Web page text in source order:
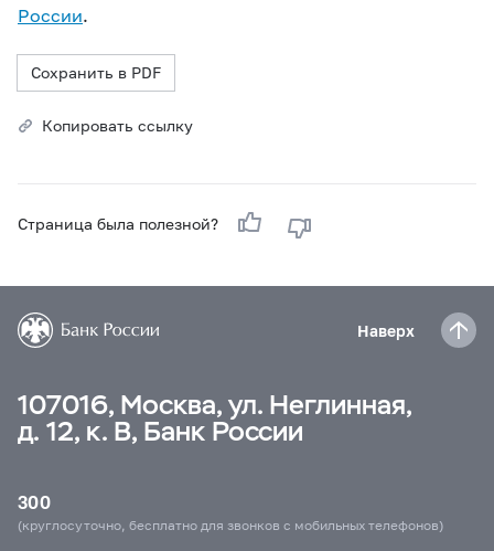
России.
Сохранить в PDF
Копировать ссылку
Страница была полезной?
Наверх
107016, Москва, ул. Неглинная,
д. 12, к. В, Банк России
300
(круглосуточно, бесплатно для звонков с мобильных телефонов)